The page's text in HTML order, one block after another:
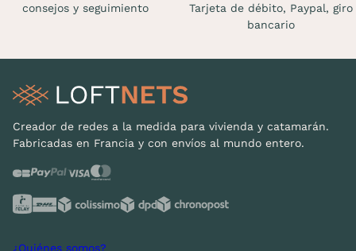
consejos y seguimiento
Tarjeta de débito, Paypal, giro
bancario
Creador de redes a la medida para vivienda y catamarán.
Fabricadas en Francia y con envíos al mundo entero.
¿Quiénes somos?